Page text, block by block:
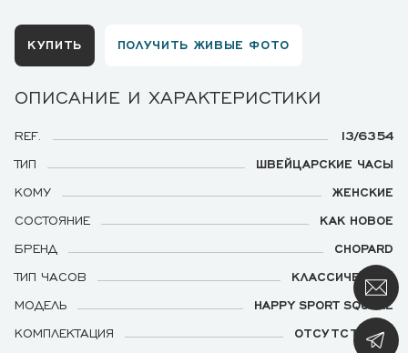
КУПИТЬ ПОЛУЧИТЬ ЖИВЫЕ ФОТО
ОПИСАНИЕ И ХАРАКТЕРИСТИКИ
REF.
13/6354
ТИП
ШВЕЙЦАРСКИЕ ЧАСЫ
КОМУ
ЖЕНСКИЕ
СОСТОЯНИЕ
КАК НОВОЕ
БРЕНД
CHOPARD
ТИП ЧАСОВ
КЛАССИЧЕСКИЕ
МОДЕЛЬ
HAPPY SPORT SQUARE
КОМПЛЕКТАЦИЯ
ОТСУТСТВУЕТ